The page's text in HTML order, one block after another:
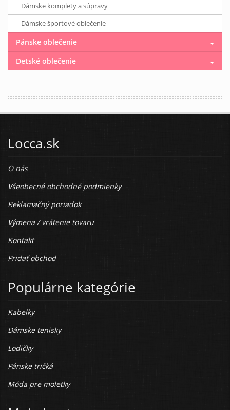
Dámske komplety a súpravy
Dámske športové oblečenie
Pánske oblečenie
Detské oblečenie
Locca.sk
O nás
Všeobecné obchodné podmienky
Reklamačný poriadok
Výmena / vrátenie tovaru
Kontakt
Pridať obchod
Populárne kategórie
Kabelky
Dámske tenisky
Lodičky
Pánske tričká
Móda pre moletky